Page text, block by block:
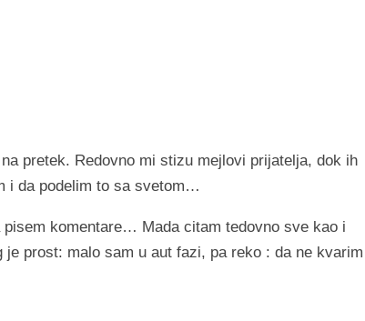
pretek. Redovno mi stizu mejlovi prijatelja, dok ih
i da podelim to sa svetom…
komentare… Mada citam tedovno sve kao i
prost: malo sam u aut fazi, pa reko : da ne kvarim